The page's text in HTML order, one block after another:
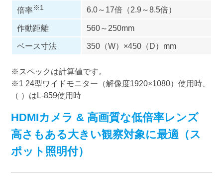
倍率※1 6.0～17倍（2.9～8.5倍）
作動距離
560～250mm
ベース寸法
350（W）×450（D）mm
※スペックは計算値です。
※1 24型ワイドモニター（解像度1920×1080）使用時、
（ ）はL-859使用時
HDMIカメラ & 高画質な低倍率レンズ
高さもある大きい観察対象に最適（ス
ポット照明付）